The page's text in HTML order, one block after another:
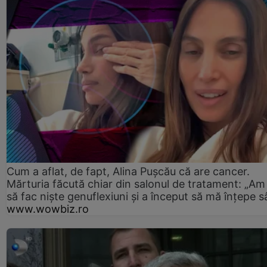
Cum a aflat, de fapt, Alina Pușcău că are cancer.
Mărturia făcută chiar din salonul de tratament:
să fac niște genuflexiuni și a început să mă înțepe
www.wowbiz.ro